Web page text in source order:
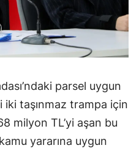
parsel uygun
iki taşınmaz trampa için
milyon TL’yi aşan bu
yararına uygun